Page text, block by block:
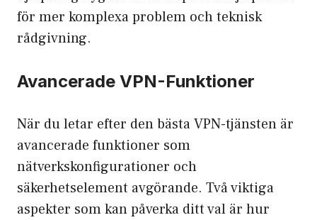
för mer komplexa problem och teknisk
rådgivning.
Avancerade VPN-Funktioner
När du letar efter den bästa VPN-tjänsten är
avancerade funktioner som
nätverkskonfigurationer och
säkerhetselement avgörande. Två viktiga
aspekter som kan påverka ditt val är hur